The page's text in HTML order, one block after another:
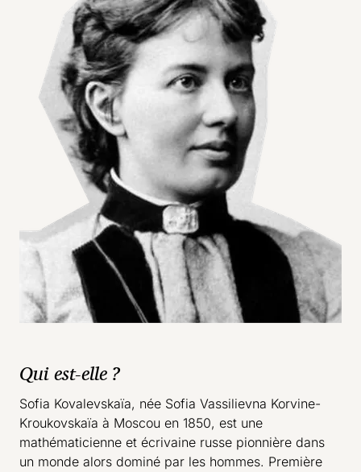
Qui est-elle ?
Sofia Kovalevskaïa, née Sofia Vassilievna Korvine-
Kroukovskaïa à Moscou en 1850, est une
mathématicienne et écrivaine russe pionnière dans
un monde alors dominé par les hommes. Première